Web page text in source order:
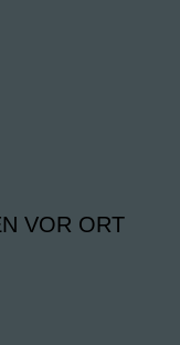
VOR ORT